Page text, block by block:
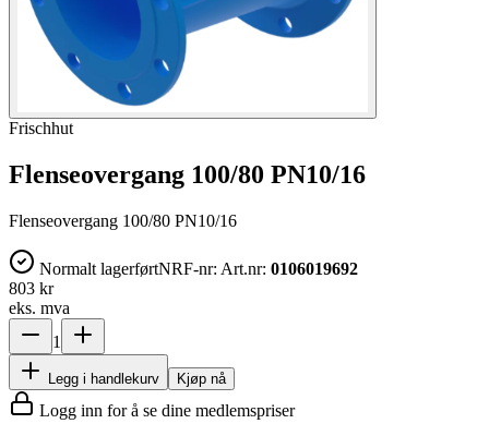
Frischhut
Flenseovergang 100/80 PN10/16
Flenseovergang 100/80 PN10/16
Normalt lagerførtNRF-nr: Art.nr: 0106019692
803 kr
eks. mva
1
Legg i handlekurv Kjøp nå
Logg inn for å se dine medlemspriser